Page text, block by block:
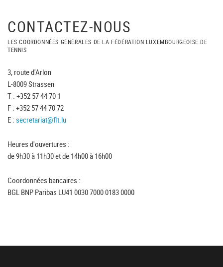
CONTACTEZ-NOUS
LES COORDONNÉES GÉNÉRALES DE LA FÉDÉRATION LUXEMBOURGEOISE DE
TENNIS
3, route d'Arlon
L-8009 Strassen
T : +352 57 44 70 1
F : +352 57 44 70 72
E : secretariat@flt.lu
Heures d'ouvertures :
de 9h30 à 11h30 et de 14h00 à 16h00
Coordonnées bancaires :
BGL BNP Paribas LU41 0030 7000 0183 0000